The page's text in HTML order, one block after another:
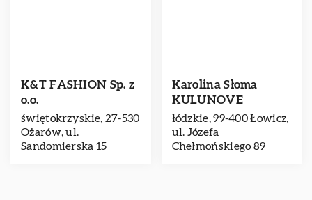
K&T FASHION Sp. z
o.o.
świętokrzyskie, 27-530
Ożarów, ul.
Sandomierska 15
Karolina Słoma
KULUNOVE
łódzkie, 99-400 Łowicz,
ul. Józefa
Chełmońskiego 89